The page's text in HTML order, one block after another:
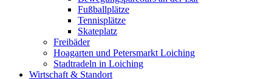
Fußballplätze
Tennisplätze
Skateplatz
Freibäder
Hoagarten und Petersmarkt Loiching
Stadtradeln in Loiching
Wirtschaft & Standort